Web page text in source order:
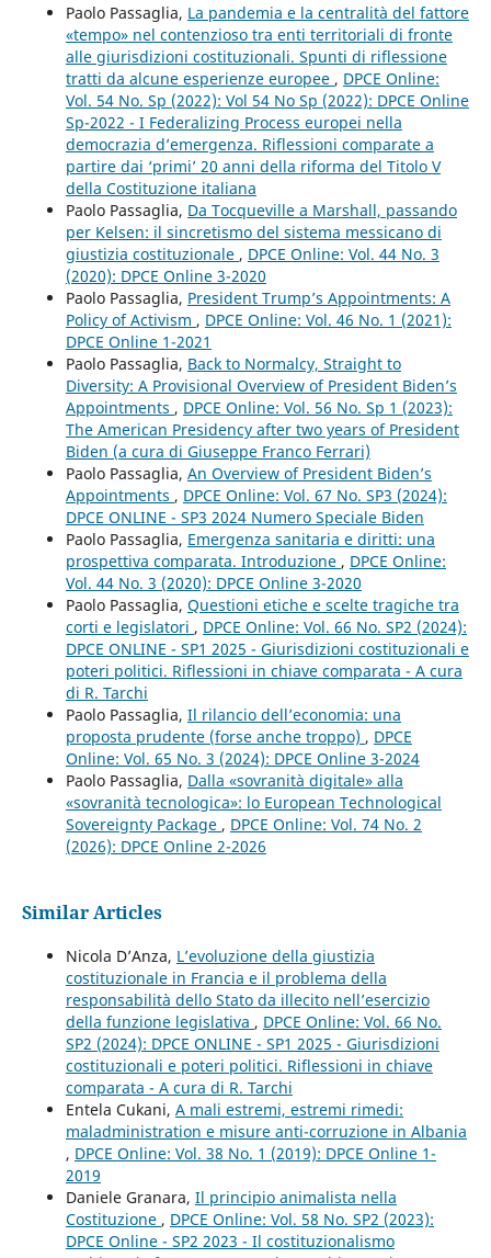
Paolo Passaglia, La pandemia e la centralità del fattore
«tempo» nel contenzioso tra enti territoriali di fronte
alle giurisdizioni costituzionali. Spunti di riflessione
tratti da alcune esperienze europee , DPCE Online:
Vol. 54 No. Sp (2022): Vol 54 No Sp (2022): DPCE Online
Sp-2022 - I Federalizing Process europei nella
democrazia d’emergenza. Riflessioni comparate a
partire dai ‘primi’ 20 anni della riforma del Titolo V
della Costituzione italiana
Paolo Passaglia, Da Tocqueville a Marshall, passando
per Kelsen: il sincretismo del sistema messicano di
giustizia costituzionale , DPCE Online: Vol. 44 No. 3
(2020): DPCE Online 3-2020
Paolo Passaglia, President Trump’s Appointments: A
Policy of Activism , DPCE Online: Vol. 46 No. 1 (2021):
DPCE Online 1-2021
Paolo Passaglia, Back to Normalcy, Straight to
Diversity: A Provisional Overview of President Biden’s
Appointments , DPCE Online: Vol. 56 No. Sp 1 (2023):
The American Presidency after two years of President
Biden (a cura di Giuseppe Franco Ferrari)
Paolo Passaglia, An Overview of President Biden’s
Appointments , DPCE Online: Vol. 67 No. SP3 (2024):
DPCE ONLINE - SP3 2024 Numero Speciale Biden
Paolo Passaglia, Emergenza sanitaria e diritti: una
prospettiva comparata. Introduzione , DPCE Online:
Vol. 44 No. 3 (2020): DPCE Online 3-2020
Paolo Passaglia, Questioni etiche e scelte tragiche tra
corti e legislatori , DPCE Online: Vol. 66 No. SP2 (2024):
DPCE ONLINE - SP1 2025 - Giurisdizioni costituzionali e
poteri politici. Riflessioni in chiave comparata - A cura
di R. Tarchi
Paolo Passaglia, Il rilancio dell’economia: una
proposta prudente (forse anche troppo) , DPCE
Online: Vol. 65 No. 3 (2024): DPCE Online 3-2024
Paolo Passaglia, Dalla «sovranità digitale» alla
«sovranità tecnologica»: lo European Technological
Sovereignty Package , DPCE Online: Vol. 74 No. 2
(2026): DPCE Online 2-2026
Similar Articles
Nicola D’Anza, L’evoluzione della giustizia
costituzionale in Francia e il problema della
responsabilità dello Stato da illecito nell’esercizio
della funzione legislativa , DPCE Online: Vol. 66 No.
SP2 (2024): DPCE ONLINE - SP1 2025 - Giurisdizioni
costituzionali e poteri politici. Riflessioni in chiave
comparata - A cura di R. Tarchi
Entela Cukani, A mali estremi, estremi rimedi:
maladministration e misure anti-corruzione in Albania
, DPCE Online: Vol. 38 No. 1 (2019): DPCE Online 1-
2019
Daniele Granara, Il principio animalista nella
Costituzione , DPCE Online: Vol. 58 No. SP2 (2023):
DPCE Online - SP2 2023 - Il costituzionalismo